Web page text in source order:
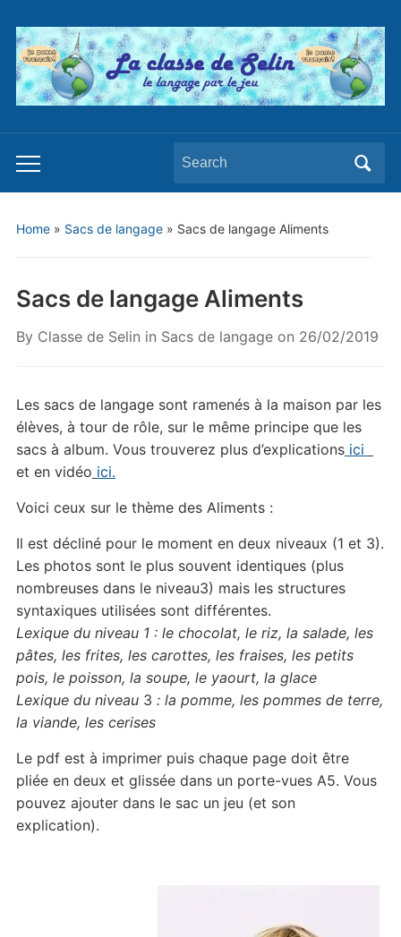
Toggle
mobile
Search
for:
Home» Sacs de langage» Sacs de langage Aliments
Sacs de langage Aliments
By Classe de Selin in Sacs de langageon 26/02/2019
Les sacs de langage sont ramenés à la maison par les
élèves, à tour de rôle, sur le même principe que les
sacs à album. Vous trouverez plus d’explicationsici
et en vidéo ici.
Voici ceux sur le thème des Aliments :
Il est décliné pour le moment en deux niveaux (1 et 3).
Les photos sont le plus souvent identiques (plus
nombreuses dans le niveau3) mais les structures
syntaxiques utilisées sont différentes.
Lexique du niveau 1 : le chocolat, le riz, la salade, les
pâtes, les frites, les carottes, les fraises, les petits
pois, le poisson, la soupe, le yaourt, la glace
Lexique du niveau 3 : la pomme, les pommes de terre,
la viande, les cerises
Le pdf est à imprimer puis chaque page doit être
pliée en deux et glissée dans un porte-vues A5. Vous
pouvez ajouter dans le sac un jeu (et son
explication).